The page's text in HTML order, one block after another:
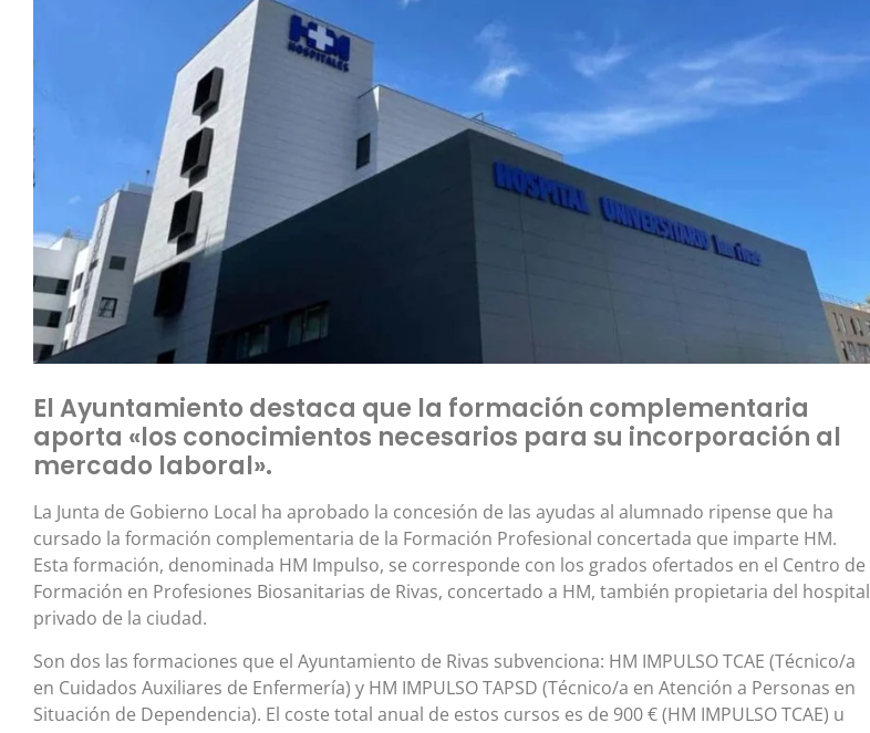
El Ayuntamiento destaca que la formación complementaria
aporta «los conocimientos necesarios para su incorporación al
mercado laboral».
La Junta de Gobierno Local ha aprobado la concesión de las ayudas al alumnado ripense que ha
cursado la formación complementaria de la Formación Profesional concertada que imparte HM.
Esta formación, denominada HM Impulso, se corresponde con los grados ofertados en el Centro de
Formación en Profesiones Biosanitarias de Rivas, concertado a HM, también propietaria del hospital
privado de la ciudad.
Son dos las formaciones que el Ayuntamiento de Rivas subvenciona: HM IMPULSO TCAE (Técnico/a
en Cuidados Auxiliares de Enfermería) y HM IMPULSO TAPSD (Técnico/a en Atención a Personas en
Situación de Dependencia). El coste total anual de estos cursos es de 900 € (HM IMPULSO TCAE) u